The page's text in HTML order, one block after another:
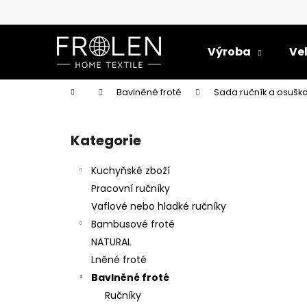
Výroba
Domů Bavlněné froté Sada ručník a osuška
Přeskočit
kategorie
Kategorie
Kuchyňské zboží
Pracovní ručníky
Vaflové nebo hladké ručníky
Bambusové froté
NATURAL
Lněné froté
Bavlněné froté
Ručníky
o
k
Zpět
Zpět
LEHÁTKOVINA METRÁŽ - NOVÁ